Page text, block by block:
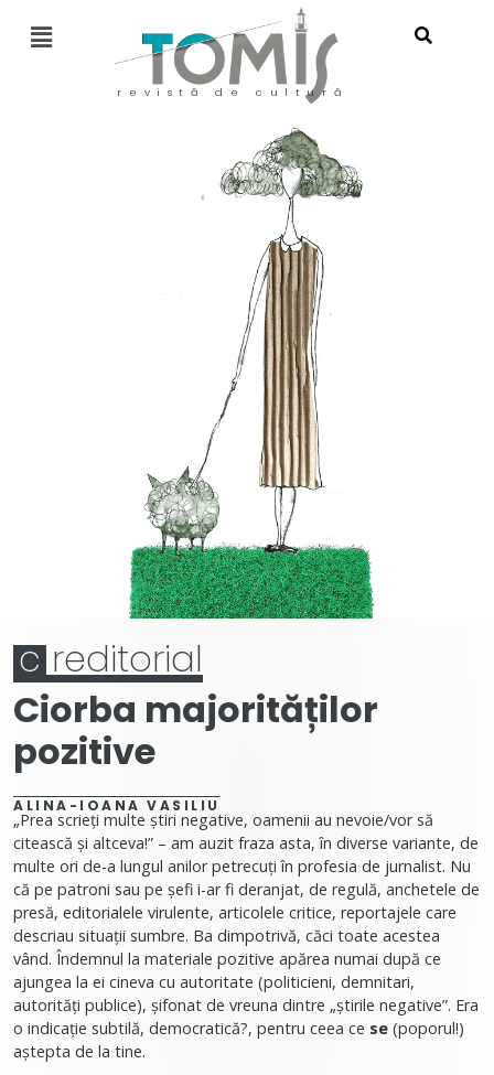
revistă de cultură
c reditorial
Ciorba majorităților
pozitive
ALINA-IOANA VASILIU
„Prea scrieți multe știri negative, oamenii au nevoie/vor să
citească și altceva!” – am auzit fraza asta, în diverse variante, de
multe ori de-a lungul anilor petrecuți în profesia de jurnalist. Nu
că pe patroni sau pe șefi i-ar fi deranjat, de regulă, anchetele de
presă, editorialele virulente, articolele critice, reportajele care
descriau situații sumbre. Ba dimpotrivă, căci toate acestea
vând. Îndemnul la materiale pozitive apărea numai după ce
ajungea la ei cineva cu autoritate (politicieni, demnitari,
autorități publice), șifonat de vreuna dintre „știrile negative”. Era
o indicație subtilă, democratică?, pentru ceea ce se (poporul!)
aștepta de la tine.